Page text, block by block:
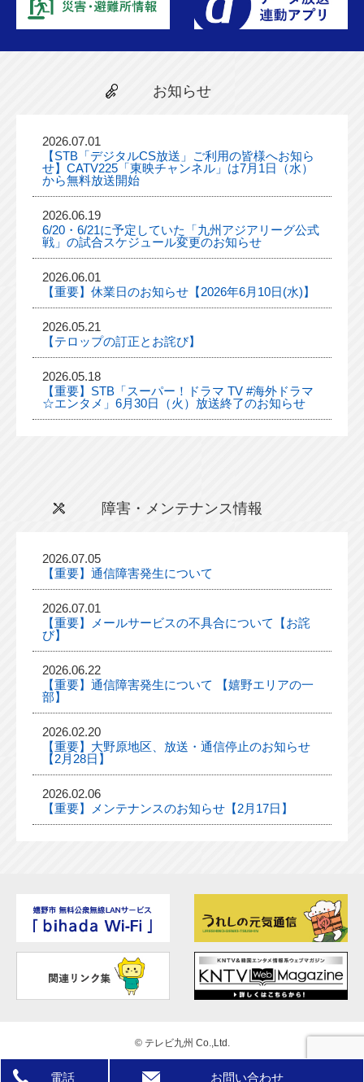
お知らせ
2026.07.01
【STB「デジタルCS放送」ご利用の皆様へお知ら
せ】CATV225「東映チャンネル」は7月1日（水）
から無料放送開始
2026.06.19
6/20・6/21に予定していた「九州アジアリーグ公式
戦」の試合スケジュール変更のお知らせ
2026.06.01
【重要】休業日のお知らせ【2026年6月10日(水)】
2026.05.21
【テロップの訂正とお詫び】
2026.05.18
【重要】STB「スーパー！ドラマ TV #海外ドラマ
☆エンタメ」6月30日（火）放送終了のお知らせ
障害・メンテナンス情報
2026.07.05
【重要】通信障害発生について
2026.07.01
【重要】メールサービスの不具合について【お詫
び】
2026.06.22
【重要】通信障害発生について 【嬉野エリアの一
部】
2026.02.20
【重要】大野原地区、放送・通信停止のお知らせ
【2月28日】
2026.02.06
【重要】メンテナンスのお知らせ【2月17日】
©テレビ九州 Co.,Ltd.
電話 お問い合わせ